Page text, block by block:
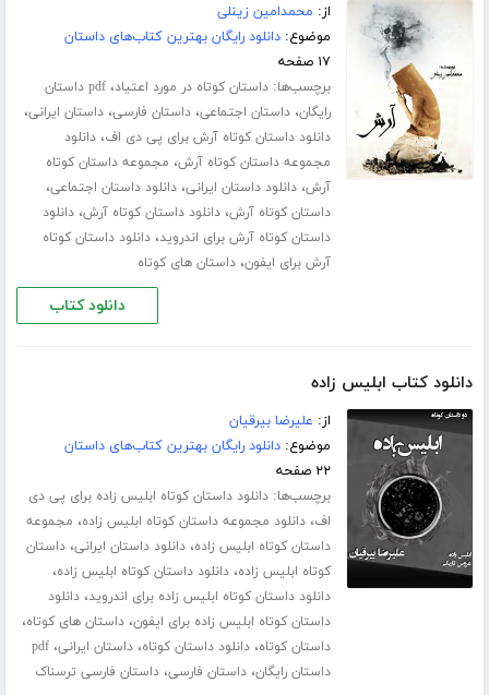
از: محمدامین زینلی
موضوع:دانلود رایگان بهترین کتاب‌های داستان
۱۷ صفحه
برچسب‌ها:داستان کوتاه در مورد اعتیاد،
pdf داستان
رایگان،داستان اجتماعی،داستان فارسی،داستان ایرانی،
دانلود داستان کوتاه آرش برای پی دی اف،دانلود
مجموعه داستان کوتاه آرش، مجموعه داستان کوتاه
آرش،دانلود داستان ایرانی،دانلود داستان اجتماعی،
داستان کوتاه آرش،دانلود داستان کوتاه آرش،دانلود
داستان کوتاه آرش برای اندروید،دانلود داستان کوتاه
آرش برای ایفون،داستان های کوتاه
دانلود کتاب
دانلود کتاب ابلیس زاده
از: علیرضا بیرقیان
موضوع:دانلود رایگان بهترین کتاب‌های داستان
۲۲ صفحه
برچسب‌ها:دانلود داستان کوتاه ابلیس زاده برای پی دی
اف،دانلود مجموعه داستان کوتاه ابلیس زاده، مجموعه
داستان کوتاه ابلیس زاده،دانلود داستان ایرانی،داستان
کوتاه ابلیس زاده،دانلود داستان کوتاه ابلیس زاده،
دانلود داستان کوتاه ابلیس زاده برای اندروید،دانلود
داستان کوتاه ابلیس زاده برای ایفون،داستان های کوتاه،
داستان کوتاه،دانلود داستان کوتاه،داستان ایرانی،pdf
داستان رایگان،داستان فارسی،داستان فارسی ترسناک